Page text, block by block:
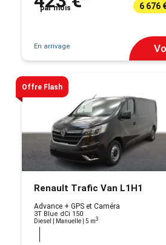
par mois 6 676
En arrivage
Offre Flash
Renault Trafic Van L1H1
Advance + GPS et Caméra
3T Blue dCi 150
Diesel | Manuelle | 5 m3